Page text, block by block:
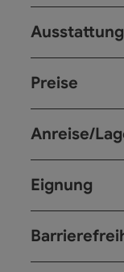
Ausstattung
Preise
Anreise/
Eignung